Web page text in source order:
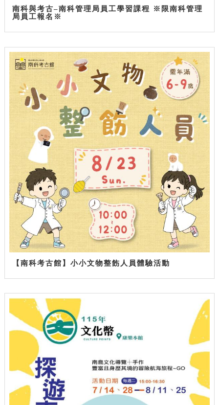
南科與考古–南科管理局員工學習課程 ※限南科管理
局員工報名※
【南科考古館】小小文物整飭人員體驗活動